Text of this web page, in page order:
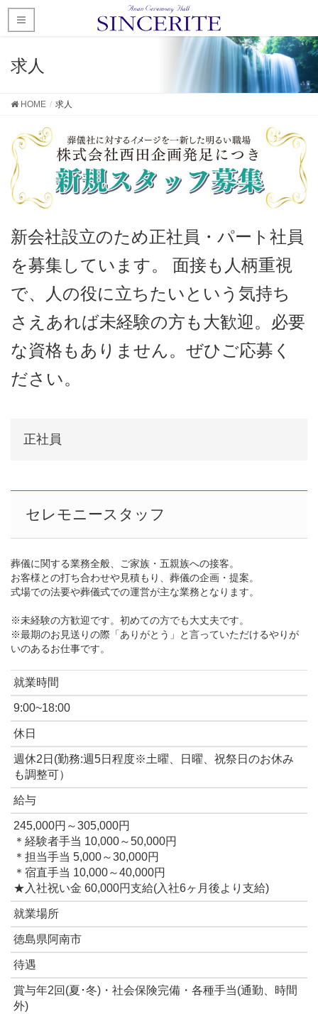
求人
HOME 求人
新会社設立のため正社員・パート社員
を募集しています。 面接も人柄重視
で、人の役に立ちたいという気持ち
さえあれば未経験の方も大歓迎。必要
な資格もありません。ぜひご応募く
ださい。
正社員
セレモニースタッフ
葬儀に関する業務全般、ご家族・五親族への接客。
お客様との打ち合わせや見積もり、葬儀の企画・提案。
式場での法要や葬儀式での運営が主な業務となります。
※未経験の方歓迎です。初めての方でも大丈夫です。
※最期のお見送りの際「ありがとう」と言っていただけるやりが
いのあるお仕事です。
就業時間
9:00~18:00
休日
週休2日(勤務:週5日程度※土曜、日曜、祝祭日のお休み
も調整可）
給与
245,000円～305,000円
＊経験者手当 10,000～50,000円
＊担当手当 5,000～30,000円
＊宿直手当 10,000～40,000円
★入社祝い金 60,000円支給(入社6ヶ月後より支給)
就業場所
徳島県阿南市
待遇
賞与年2回(夏･冬)・社会保険完備・各種手当(通勤、時間
外)